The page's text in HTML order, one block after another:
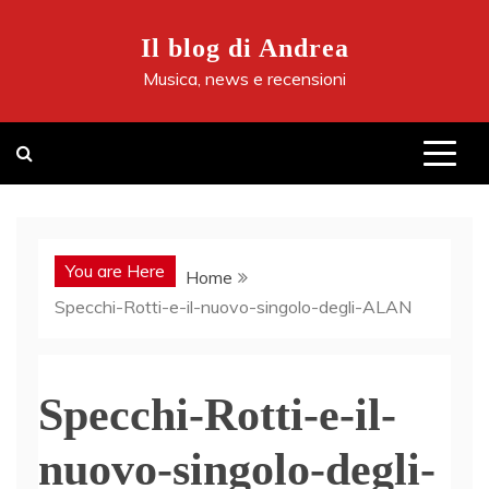
Il blog di Andrea
Musica, news e recensioni
You are Here
Home
Specchi-Rotti-e-il-nuovo-singolo-degli-ALAN
Specchi-Rotti-e-il-
nuovo-singolo-degli-